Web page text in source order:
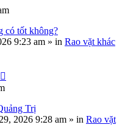
có tốt không?
9:23 am » in Rao vặt khác
Trị
2026 9:28 am » in Rao vặt